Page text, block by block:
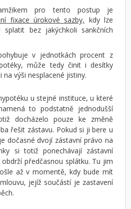
pro tento postup je
fixace úrokové sazby, kdy lze
splatit bez jakýchkoli sankčních
v jednotkách procent z
může tedy činit i desítky
výši nesplacené jistiny.
u stejné instituce, u které
to podstatně jednodušší
docházelo pouze ke změně
řešit zástavu. Pokud si ji bere u
dočasné dvojí zástavní právo na
si totiž ponechávají zástavní
předčasnou splátku. Tu jim
až v momentě, kdy bude mít
jejíž součástí je zastavení